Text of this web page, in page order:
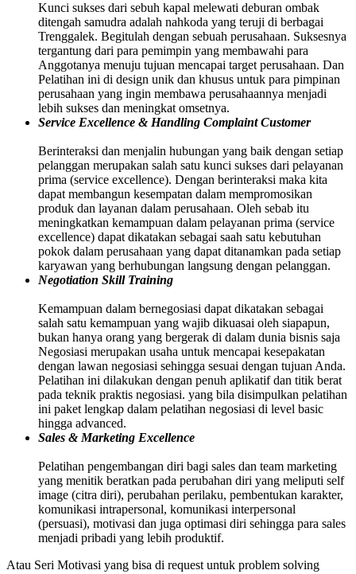
Kunci sukses dari sebuh kapal melewati deburan ombak
ditengah samudra adalah nahkoda yang teruji di berbagai
Trenggalek. Begitulah dengan sebuah perusahaan. Suksesnya
tergantung dari para pemimpin yang membawahi para
Anggotanya menuju tujuan mencapai target perusahaan. Dan
Pelatihan ini di design unik dan khusus untuk para pimpinan
perusahaan yang ingin membawa perusahaannya menjadi
lebih sukses dan meningkat omsetnya.
Service Excellence & Handling Complaint Customer
Berinteraksi dan menjalin hubungan yang baik dengan setiap
pelanggan merupakan salah satu kunci sukses dari pelayanan
prima (service excellence). Dengan berinteraksi maka kita
dapat membangun kesempatan dalam mempromosikan
produk dan layanan dalam perusahaan. Oleh sebab itu
meningkatkan kemampuan dalam pelayanan prima (service
excellence) dapat dikatakan sebagai saah satu kebutuhan
pokok dalam perusahaan yang dapat ditanamkan pada setiap
karyawan yang berhubungan langsung dengan pelanggan.
Negotiation Skill Training
Kemampuan dalam bernegosiasi dapat dikatakan sebagai
salah satu kemampuan yang wajib dikuasai oleh siapapun,
bukan hanya orang yang bergerak di dalam dunia bisnis saja
Negosiasi merupakan usaha untuk mencapai kesepakatan
dengan lawan negosiasi sehingga sesuai dengan tujuan Anda.
Pelatihan ini dilakukan dengan penuh aplikatif dan titik berat
pada teknik praktis negosiasi. yang bila disimpulkan pelatihan
ini paket lengkap dalam pelatihan negosiasi di level basic
hingga advanced.
Sales & Marketing Excellence
Pelatihan pengembangan diri bagi sales dan team marketing
yang menitik beratkan pada perubahan diri yang meliputi self
image (citra diri), perubahan perilaku, pembentukan karakter,
komunikasi intrapersonal, komunikasi interpersonal
(persuasi), motivasi dan juga optimasi diri sehingga para sales
menjadi pribadi yang lebih produktif.
Atau Seri Motivasi yang bisa di request untuk problem solving